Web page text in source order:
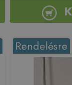
Rendelésre